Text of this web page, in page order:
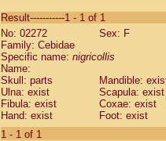
CebidaeSaguinus
Cebidae Saguinus
Cebidae
CebidaeSaguinus
Cebidae Saguinus
Cebidae Saguinus
Cebidae Saguinus
Cebidae Saguinusspp.
Cebidae
Result-----------1 - 1 of 1
No: 02272
Sex: F
Family: Cebidae
Specific name: nigricollis
Name:
Skull: parts
Mandible:
Ulna: exist
Scapula: exist
Fibula: exist
Coxae: exist
Hand: exist
Foot: exist
1 - 1 of 1